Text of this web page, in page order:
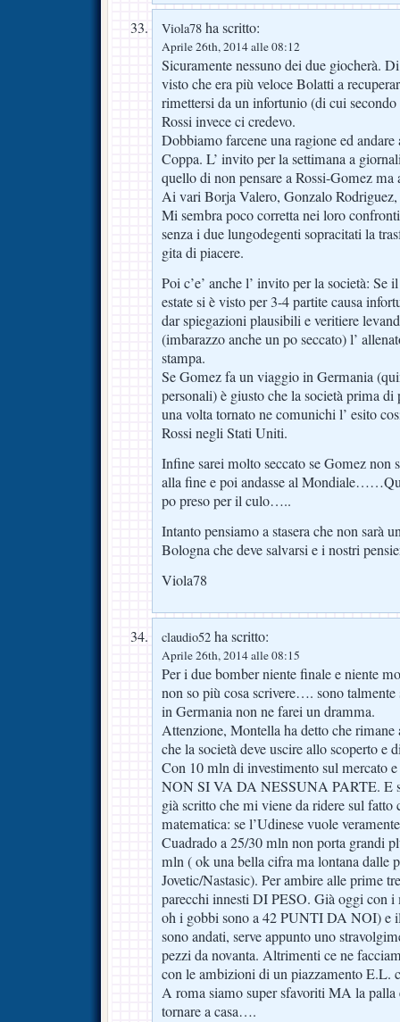
Viola78 ha scritto:
Aprile 26th, 2014 alle 08:12
Sicuramente nessuno dei due giocherà.
visto che era più veloce Bolatti a
rimettersi da un infortunio (di cui
Rossi invece ci credevo.
Dobbiamo farcene una ragione ed andare
Coppa. L’ invito per la settimana a
quello di non pensare a Rossi-Gomez
Ai vari Borja Valero, Gonzalo
Mi sembra poco corretta nei loro
senza i due lungodegenti sopracitati la
gita di piacere.
Poi c’e’ anche l’ invito per la società: Se
estate si è visto per 3-4 partite causa
dar spiegazioni plausibili e veritiere
(imbarazzo anche un po seccato) l’
stampa.
Se Gomez fa un viaggio in Germania
personali) è giusto che la società prima
una volta tornato ne comunichi l’ esito
Rossi negli Stati Uniti.
Infine sarei molto seccato se Gomez non
alla fine e poi andasse al
po preso per il culo…..
Intanto pensiamo a stasera che non sarà
Bologna che deve salvarsi e i nostri
Viola78
claudio52 ha scritto:
Aprile 26th, 2014 alle 08:15
Per i due bomber niente finale e niente
non so più cosa scrivere…. sono talmente
in Germania non ne farei un dramma.
Attenzione, Montella ha detto che
che la società deve uscire allo scoperto e
Con 10 mln di investimento sul mercato
NON SI VA DA NESSUNA PARTE. E
già scritto che mi viene da ridere sul fatto
matematica: se l’Udinese vuole
Cuadrado a 25/30 mln non porta grandi
mln ( ok una bella cifra ma lontana dalle
Jovetic/Nastasic). Per ambire alle prime
parecchi innesti DI PESO. Già oggi con i
oh i gobbi sono a 42 PUNTI DA NOI) e
sono andati, serve appunto uno
pezzi da novanta. Altrimenti ce ne
con le ambizioni di un piazzamento E.L.
A roma siamo super sfavoriti MA la palla
tornare a casa….